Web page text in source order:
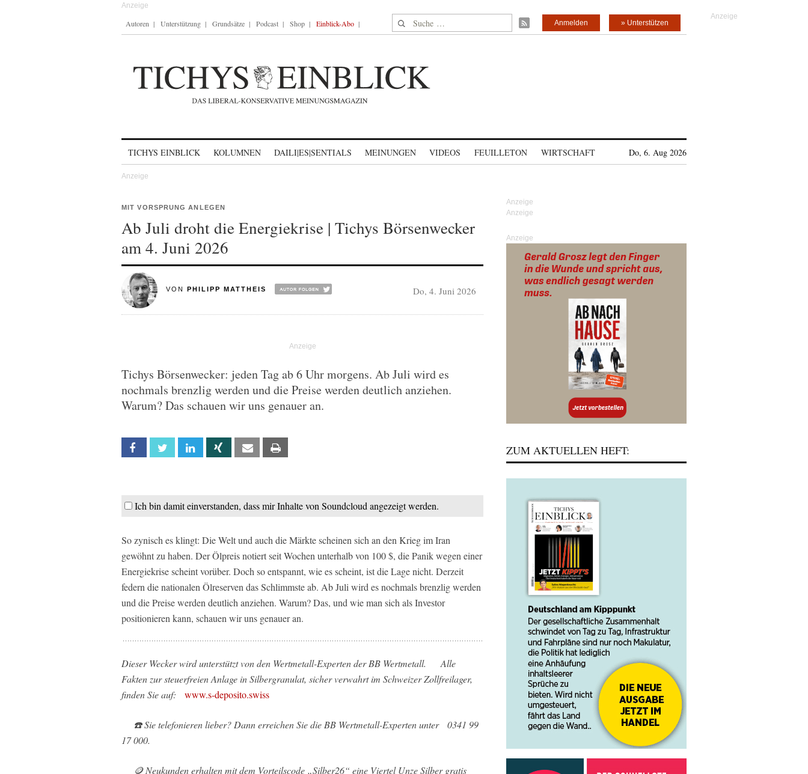
Autoren Unterstützung Grundsätze Podcast Shop Einblick-Abo Suche nach: » Unterstützen
Anmelden
TICHYS EINBLICK KOLUMNEN DAILI|ES|SENTIALS MEINUNGEN VIDEOS FEUILLETON WIRTSCHAFT Do, 6. Aug 2026
MIT VORSPRUNG ANLEGEN
Ab Juli droht die Energiekrise | Tichys Börsenwecker
am 4. Juni 2026
VON PHILIPP MATTHEIS Do, 4. Juni 2026
Tichys Börsenwecker: jeden Tag ab 6 Uhr morgens. Ab Juli wird es
nochmals brenzlig werden und die Preise werden deutlich anziehen.
Warum? Das schauen wir uns genauer an.
Facebook Twitter Linkedin Xing Email
Ich bin damit einverstanden, dass mir Inhalte von Soundcloud angezeigt werden.
So zynisch es klingt: Die Welt und auch die Märkte scheinen sich an den Krieg im Iran
gewöhnt zu haben. Der Ölpreis notiert seit Wochen unterhalb von 100 $, die Panik wegen einer
Energiekrise scheint vorüber. Doch so entspannt, wie es scheint, ist die Lage nicht. Derzeit
federn die nationalen Ölreserven das Schlimmste ab. Ab Juli wird es nochmals brenzlig werden
und die Preise werden deutlich anziehen. Warum? Das, und wie man sich als Investor
positionieren kann, schauen wir uns genauer an.
Dieser Wecker wird unterstützt von den Wertmetall-Experten der BB Wertmetall. Alle
Fakten zur steuerfreien Anlage in Silbergranulat, sicher verwahrt im Schweizer Zollfreilager,
finden Sie auf: www.s-deposito.swiss
☎️ Sie telefonieren lieber? Dann erreichen Sie die BB Wertmetall-Experten unter 0341 99
17 000.
🪙 Neukunden erhalten mit dem Vorteilscode „Silber26“ eine Viertel Unze Silber gratis
Anzeige
ZUM AKTUELLEN HEFT: